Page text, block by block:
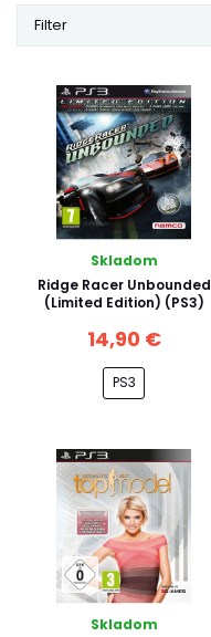
Filter
Skladom
Ridge Racer Unbounded
(Limited Edition) (PS3)
14,90 €
PS3
Skladom